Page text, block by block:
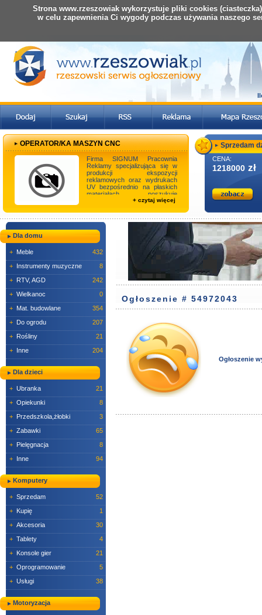
OPERATOR/KA MASZYN CNC
Firma SIGNUM Pracownia
Reklamy specjalizująca się w
produkcji ekspozycji
reklamowych oraz wydrukach
UV bezpośrednio na płaskich
materiałach poszukuje
pracowników do pracy na
+ czytaj więcej
Sprzedam
CENA:
1218000 zł
Dla domu
+ Meble
432
+ Instrumenty muzyczne
8
+ RTV, AGD
242
+ Wielkanoc
0
+ Mat. budowlane
354
+ Do ogrodu
207
+ Rośliny
21
+ Inne 204
Dla dzieci
+ Ubranka
21
+ Opiekunki
8
+ Przedszkola,żłobki
3
+ Zabawki
65
+ Pielęgnacja
8
+ Inne 94
Komputery
+ Sprzedam
52
+ Kupię
1
+ Akcesoria
30
+ Tablety
4
+ Konsole gier
21
+ Oprogramowanie
5
+ Usługi 38
Motoryzacja
Ogłoszenie # 54972043
Ogłoszenie
Strona www.rzeszowiak wykorzystuje pliki cookies
w celu zapewnienia Ci wygody podczas używania naszego